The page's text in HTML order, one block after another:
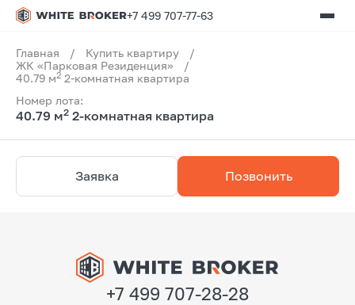
+7 499 707-77-63
Главная / Купить квартиру
/
ЖК «Парковая Резиденция»
/
40.79 м2 2-комнатная квартира
Номер лота:
40.79 м2 2-комнатная квартира
Заявка Позвонить
+7 499 707-28-28